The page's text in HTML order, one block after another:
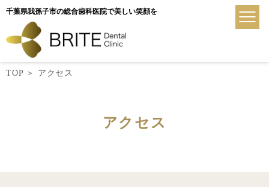
千葉県我孫子市の総合歯科医院で美しい笑顔を
TOP＞ アクセス
アクセス